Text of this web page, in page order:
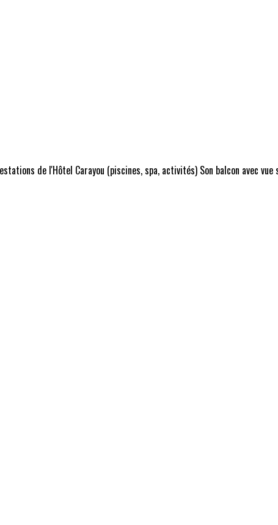
de l'Hôtel Carayou (piscines, spa, activités) Son balcon avec vue